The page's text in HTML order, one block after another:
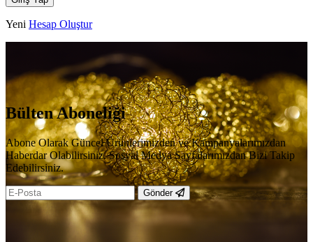
Yeni Hesap Oluştur
Bülten Aboneliği
Abone Olarak Güncel Ürünlerimizden ve Kampanyalarımızdan
Haberdar Olabilirsiniz. Sosyal Medya Sayfalarımızdan Bizi Takip
Edebilirsiniz.
Gönder